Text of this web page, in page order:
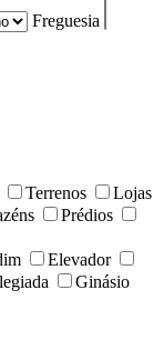
Freguesia
Terrenos
Lojas
Prédios
Elevador
Ginásio